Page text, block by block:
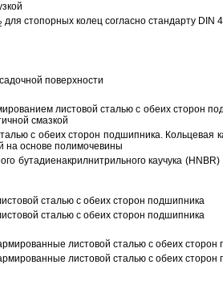
для стопорных колец согласно стандарту DIN
поверхности
листовой сталью с обеих сторон
смазкой
с обеих сторон подшипника. Кольцевая
на основе полимочевины
бутадиенакрилнитрильного каучука
сталью с обеих сторон подшипника
сталью с обеих сторон подшипника
листовой сталью с обеих
листовой сталью с обеих